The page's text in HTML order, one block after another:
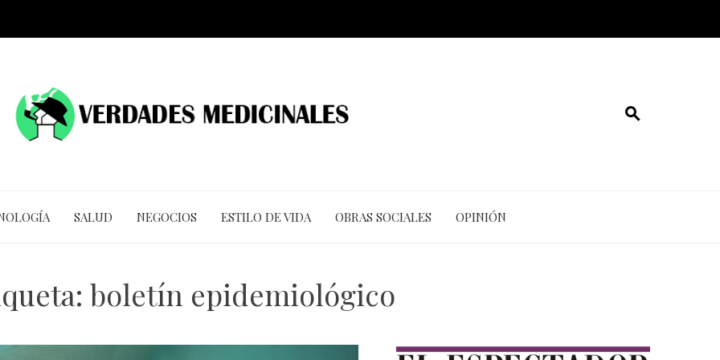
SALUD NEGOCIOS ESTILO DE VIDA OBRAS SOCIALES OPINIÓN
boletín epidemiológico